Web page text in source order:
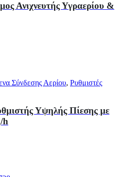
Ανιχνευτής Υγραερίου &
Σύνδεσης Αερίου, Ρυθμιστές
Υψηλής Πίεσης με
h